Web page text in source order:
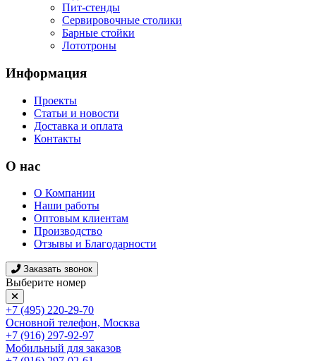
Пит-стенды
Сервировочные столики
Барные стойки
Лототроны
Информация
Проекты
Статьи и новости
Доставка и оплата
Контакты
О нас
О Компании
Наши работы
Оптовым клиентам
Производство
Отзывы и Благодарности
Заказать звонок
Выберите номер
+7 (495) 220-29-70
Основной телефон, Москва
+7 (916) 297-92-97
Мобильный для заказов